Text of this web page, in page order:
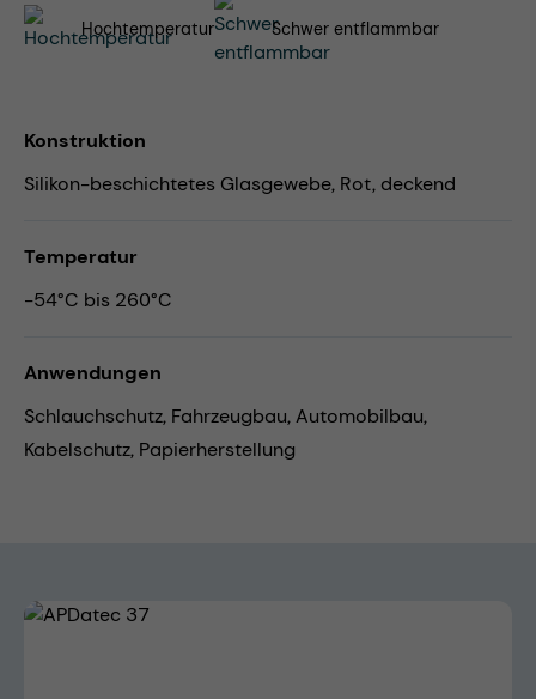
Hochtemperatur Schwer entflammbar
Konstruktion
Silikon-beschichtetes Glasgewebe, Rot, deckend
Temperatur
-54°C bis 260°C
Anwendungen
Schlauchschutz, Fahrzeugbau,Automobilbau,
Kabelschutz, Papierherstellung
Bildergalerie überspringen